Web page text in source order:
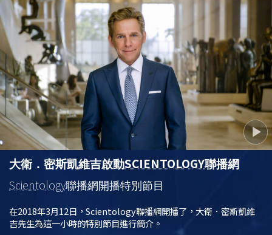
大衛．密斯凱維吉啟動SCIENTOLOGY聯播網
Scientology聯播網開播特別節目
在2018年3月12日，Scientology聯播網開播了，大衛．密斯凱維
吉先生為這一小時的特別節目進行簡介。